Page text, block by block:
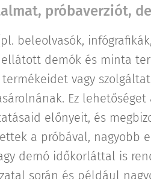
próbaverziót,
beleolvasók,
demók és minta
vagy
Ez
előnyeit, és
a próbával, nagyobb
demó időkorláttal is
során és például